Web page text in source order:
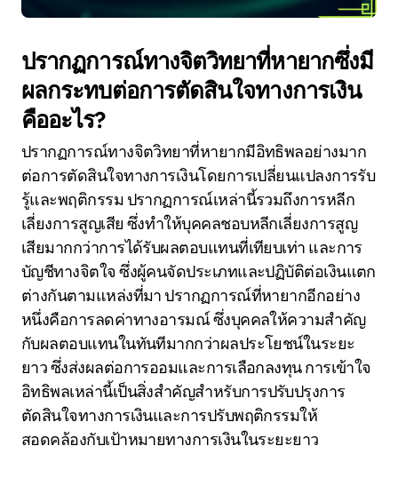
ปรากฏการณ์ทางจิตวิทยาที่หายากซึ่งมี
ผลกระทบต่อการตัดสินใจทางการเงิน
คืออะไร?
ปรากฏการณ์ทางจิตวิทยาที่หายากมีอิทธิพลอย่างมาก
ต่อการตัดสินใจทางการเงินโดยการเปลี่ยนแปลงการรับ
รู้และพฤติกรรม ปรากฏการณ์เหล่านี้รวมถึงการหลีก
เลี่ยงการสูญเสีย ซึ่งทำให้บุคคลชอบหลีกเลี่ยงการสูญ
เสียมากกว่าการได้รับผลตอบแทนที่เทียบเท่า และการ
บัญชีทางจิตใจ ซึ่งผู้คนจัดประเภทและปฏิบัติต่อเงินแตก
ต่างกันตามแหล่งที่มา ปรากฏการณ์ที่หายากอีกอย่าง
หนึ่งคือการลดค่าทางอารมณ์ ซึ่งบุคคลให้ความสำคัญ
กับผลตอบแทนในทันทีมากกว่าผลประโยชน์ในระยะ
ยาว ซึ่งส่งผลต่อการออมและการเลือกลงทุน การเข้าใจ
อิทธิพลเหล่านี้เป็นสิ่งสำคัญสำหรับการปรับปรุงการ
ตัดสินใจทางการเงินและการปรับพฤติกรรมให้
สอดคล้องกับเป้าหมายทางการเงินในระยะยาว